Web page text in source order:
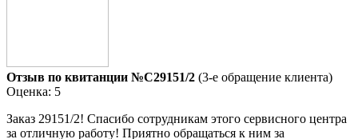
Отзыв по квитанции №C29151/2 (3-е обращение клиента)
Оценка: 5
Заказ 29151/2! Спасибо сотрудникам этого сервисного центра
за отличную работу! Приятно обращаться к ним за